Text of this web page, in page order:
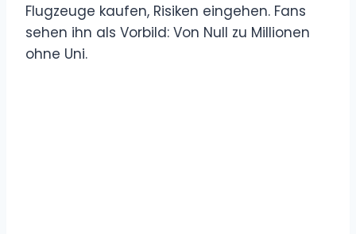
Flugzeuge kaufen, Risiken eingehen. Fans
sehen ihn als Vorbild: Von Null zu Millionen
ohne Uni.